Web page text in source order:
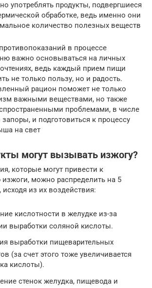
употреблять продукты, подвергшиеся
обработке, ведь именно они
количество полезных веществ
в процессе
важно основываться на личных
ведь каждый прием пищи
не только пользу, но и радость.
рацион поможет не только
важными веществами, но также
проблемами, в числе
и подготовиться к процессу
на свет
могут вызывать изжогу?
которые могут привести к
можно распределить на 5
из их воздействия:
кислотности в желудке из-за
выработки соляной кислоты.
выработки пищеварительных
(за счет этого тоже увеличивается
кислоты).
стенок желудка, пищевода и